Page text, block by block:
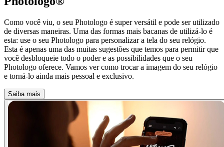
Como você viu, o seu Photologo é super versátil e pode ser utilizado
de diversas maneiras. Uma das formas mais bacanas de utilizá-lo é
esta: use o seu Photologo para personalizar a tela do seu relógio.
Esta é apenas uma das muitas sugestões que temos para permitir que
você desbloqueie todo o poder e as possibilidades que o seu
Photologo oferece. Vamos ver como trocar a imagem do seu relógio
e torná-lo ainda mais pessoal e exclusivo.
Saiba mais